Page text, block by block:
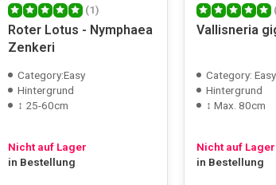
(1)
Roter Lotus - Nymphaea
Zenkeri
Category:Easy
Hintergrund
↕ 25-60cm
Nicht auf Lager
in Bestellung
Vallisneria
Category: Easy
Hintergrund
↕ Max. 80cm
Nicht auf Lager
in Bestellung